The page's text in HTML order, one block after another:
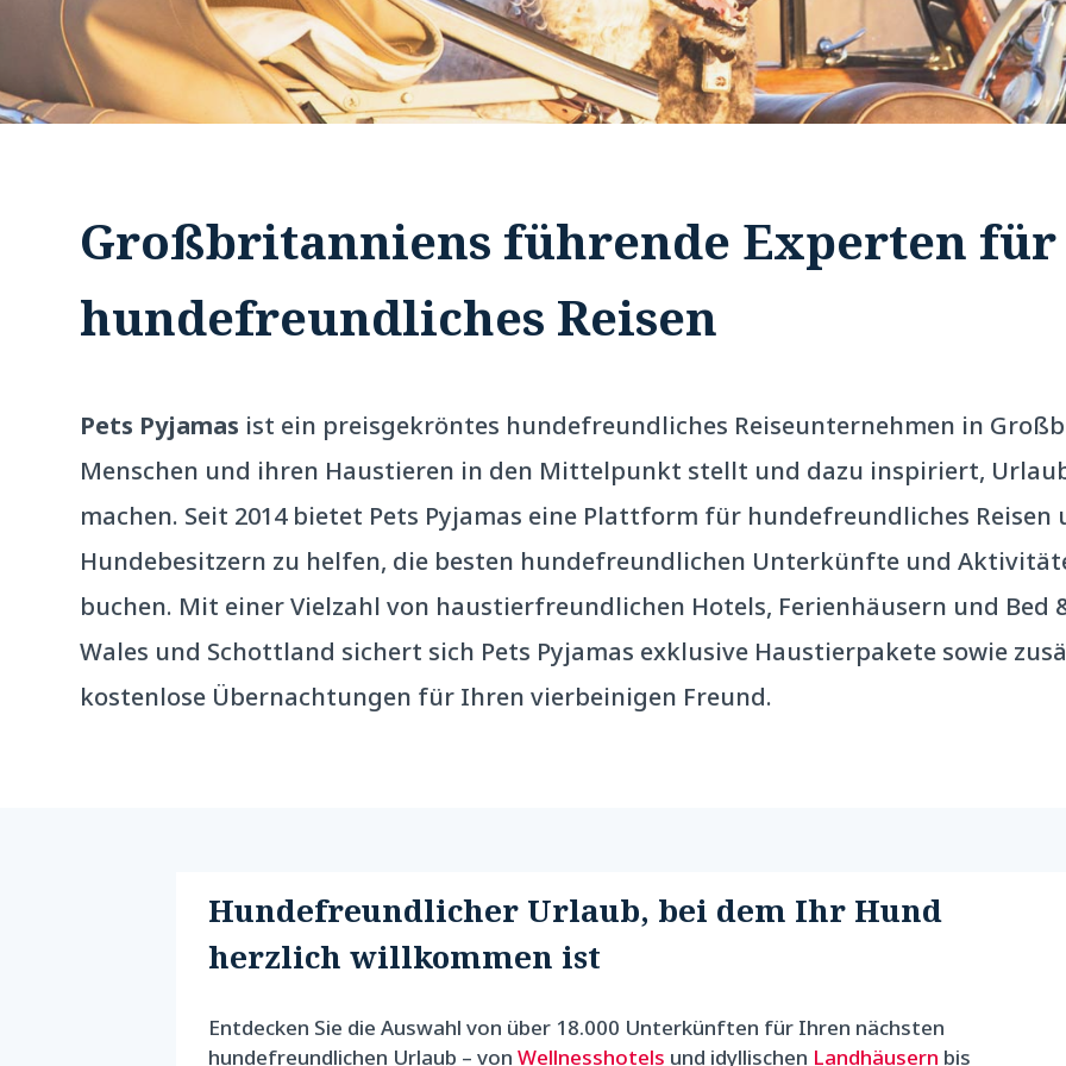
Großbritanniens führende Experten für
hundefreundliches Reisen
Pets Pyjamas ist ein preisgekröntes hundefreundliches Reiseunternehmen in
Menschen und ihren Haustieren in den Mittelpunkt stellt und dazu inspiriert,
machen. Seit 2014 bietet Pets Pyjamas eine Plattform für hundefreundliches
Hundebesitzern zu helfen, die besten hundefreundlichen Unterkünfte und
buchen. Mit einer Vielzahl von haustierfreundlichen Hotels, Ferienhäusern und
Wales und Schottland sichert sich Pets Pyjamas exklusive Haustierpakete sowie
kostenlose Übernachtungen für Ihren vierbeinigen Freund.
Hundefreundlicher Urlaub, bei dem Ihr Hund
herzlich willkommen ist
Entdecken Sie die Auswahl von über 18.000 Unterkünften für Ihren nächsten
hundefreundlichen Urlaub – von Wellnesshotels und idyllischen Landhäusern bis